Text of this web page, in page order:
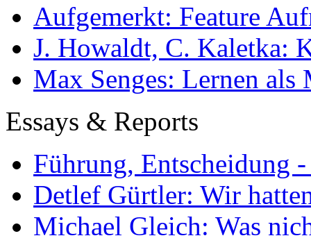
Aufgemerkt: Feature
J. Howaldt, C. Kaletka:
Max Senges: Lernen als
Essays & Reports
Führung, Entscheidung
Detlef Gürtler: Wir
Michael Gleich: Was